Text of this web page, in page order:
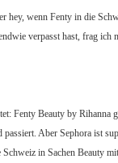
hey, wenn Fenty in die
verpasst hast, frag ich
Fenty Beauty by Rihanna
Aber Sephora ist
Schweiz in Sachen Beauty